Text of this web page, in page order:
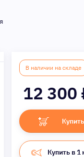
В наличии на складе
12 300
Купить
Купить в 1